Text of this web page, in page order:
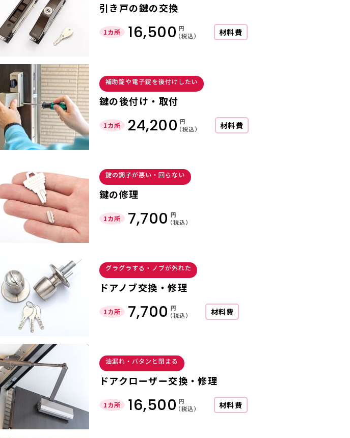
引き戸の鍵の交換
1カ所 16,500 円
（税込）
材料費
補助錠や電子錠を後付けしたい
鍵の後付け・取付
1カ所 24,200 円
（税込）
材料費
鍵の調子が悪い・回らない
鍵の修理
1カ所 7,700 円
（税込）
グラグラする・ノブが外れた
ドアノブ交換・修理
1カ所 7,700 円
（税込）
材料費
油漏れ・バタンと閉まる
ドアクローザー交換・修理
1カ所 16,500 円
（税込）
材料費